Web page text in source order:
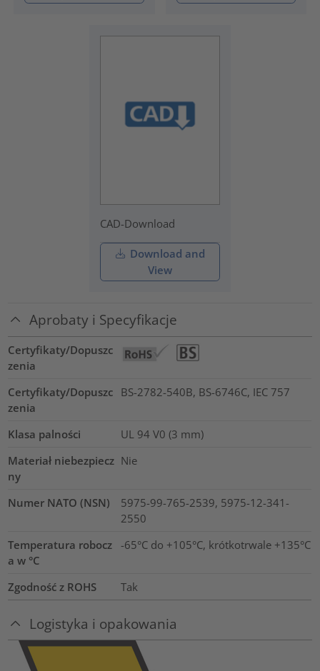
CAD-Download
Download and
View
Aprobaty i Specyfikacje
Certyfikaty/Dopuszc
zenia
Certyfikaty/Dopuszc
zenia
BS-2782-540B, BS-6746C, IEC 757
Klasa palności
UL 94 V0 (3 mm)
Materiał niebezpiecz
ny
Nie
Numer NATO (NSN)
5975-99-765-2539, 5975-12-341-
2550
Temperatura robocz
a w °C
-65°C do +105°C, krótkotrwale +135°C
Zgodność z ROHS Tak
Logistyka i opakowania